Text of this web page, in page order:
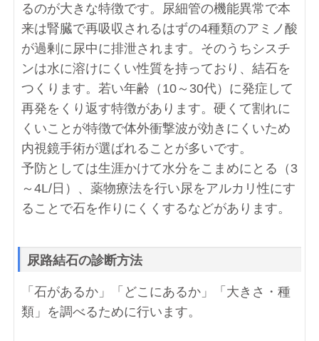
るのが大きな特徴です。尿細管の機能異常で本
来は腎臓で再吸収されるはずの4種類のアミノ酸
が過剰に尿中に排泄されます。そのうちシスチ
ンは水に溶けにくい性質を持っており、結石を
つくります。若い年齢（10～30代）に発症して
再発をくり返す特徴があります。硬くて割れに
くいことが特徴で体外衝撃波が効きにくいため
内視鏡手術が選ばれることが多いです。
予防としては生涯かけて水分をこまめにとる（3
～4L/日）、薬物療法を行い尿をアルカリ性にす
ることで石を作りにくくするなどがあります。
尿路結石の診断方法
「石があるか」「どこにあるか」「大きさ・種
類」を調べるために行います。